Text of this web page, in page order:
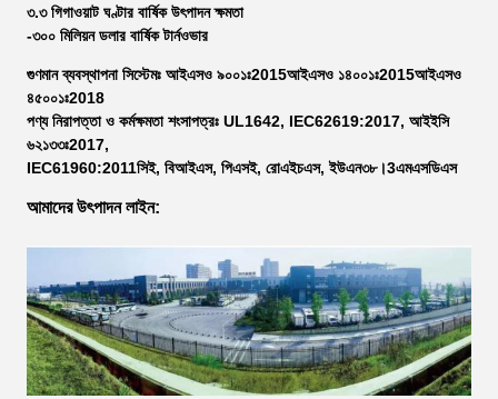
৩.৩ গিগাওয়াট ঘণ্টার বার্ষিক উৎপাদন ক্ষমতা
-৩০০ মিলিয়ন ডলার বার্ষিক টার্নওভার
গুণমান ব্যবস্থাপনা সিস্টেমঃ আইএসও ৯০০১ঃ2015আইএসও ১৪০০১ঃ2015আইএসও
৪৫০০১ঃ2018
পণ্য নিরাপত্তা ও কর্মক্ষমতা শংসাপত্রঃ UL1642, IEC62619:2017, আইইসি
৬২১৩৩ঃ2017,
IEC61960:2011সিই, বিআইএস, পিএসই, রোএইচএস, ইউএন৩৮।3এমএসডিএস
আমাদের উৎপাদন লাইন: